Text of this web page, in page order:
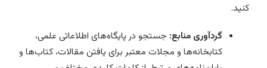
کنید.
گردآوری منابع: جستجو در پایگاه‌های اطلاعاتی علمی،
کتابخانه‌ها و مجلات معتبر برای یافتن مقالات، کتاب‌ها و